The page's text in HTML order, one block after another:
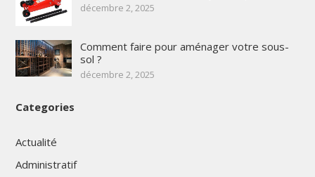
décembre 2, 2025
Comment faire pour aménager votre sous-
sol ?
décembre 2, 2025
Categories
Actualité
Administratif